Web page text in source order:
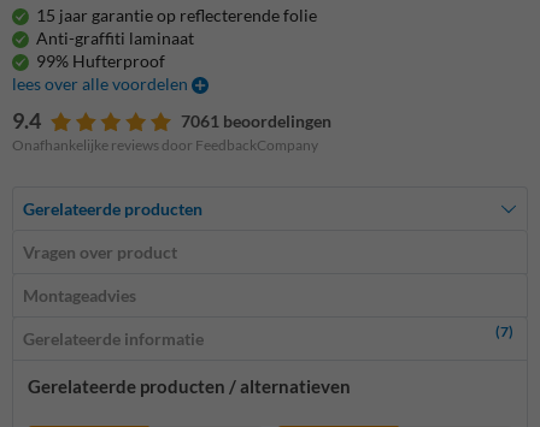
15 jaar garantie op reflecterende folie
Anti-graffiti laminaat
99% Hufterproof
lees over alle voordelen
9.4 7061 beoordelingen
Onafhankelijke reviews door FeedbackCompany
Gerelateerde producten
Vragen over product
Montageadvies
Gerelateerde informatie (7)
Gerelateerde producten / alternatieven